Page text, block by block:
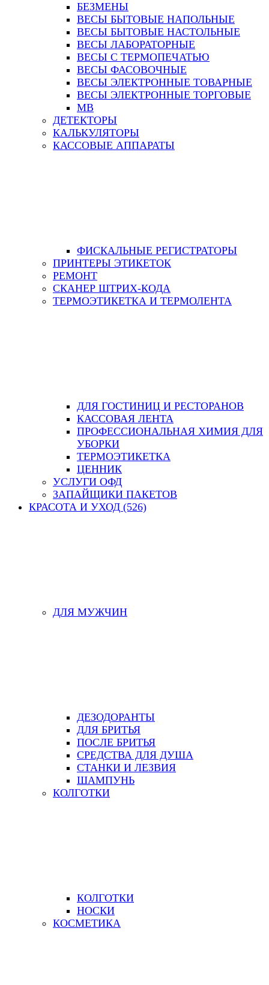
БЕЗМЕНЫ
ВЕСЫ БЫТОВЫЕ НАПОЛЬНЫЕ
ВЕСЫ БЫТОВЫЕ НАСТОЛЬНЫЕ
ВЕСЫ ЛАБОРАТОРНЫЕ
ВЕСЫ С ТЕРМОПЕЧАТЬЮ
ВЕСЫ ФАСОВОЧНЫЕ
ВЕСЫ ЭЛЕКТРОННЫЕ ТОВАРНЫЕ
ВЕСЫ ЭЛЕКТРОННЫЕ ТОРГОВЫЕ
МВ
ДЕТЕКТОРЫ
КАЛЬКУЛЯТОРЫ
КАССОВЫЕ АППАРАТЫ
ФИСКАЛЬНЫЕ РЕГИСТРАТОРЫ
ПРИНТЕРЫ ЭТИКЕТОК
РЕМОНТ
СКАНЕР ШТРИХ-КОДА
ТЕРМОЭТИКЕТКА И ТЕРМОЛЕНТА
ДЛЯ ГОСТИНИЦ И РЕСТОРАНОВ
КАССОВАЯ ЛЕНТА
ПРОФЕССИОНАЛЬНАЯ ХИМИЯ ДЛЯ
УБОРКИ
ТЕРМОЭТИКЕТКА
ЦЕННИК
УСЛУГИ ОФД
ЗАПАЙЩИКИ ПАКЕТОВ
КРАСОТА И УХОД (526)
ДЛЯ МУЖЧИН
ДЕЗОДОРАНТЫ
ДЛЯ БРИТЬЯ
ПОСЛЕ БРИТЬЯ
СРЕДСТВА ДЛЯ ДУША
СТАНКИ И ЛЕЗВИЯ
ШАМПУНЬ
КОЛГОТКИ
КОЛГОТКИ
НОСКИ
КОСМЕТИКА